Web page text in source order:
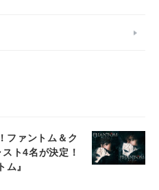
ファントム＆ク
ト4名が決定！
ム』